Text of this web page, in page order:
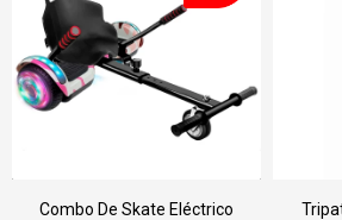
Combo De Skate Eléctrico